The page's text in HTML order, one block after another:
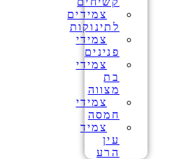
צמידים
לתינוקות
צמידי
פנינים
צמידי
בת
מצווה
צמידי
חמסה
צמיד
עין
הרע